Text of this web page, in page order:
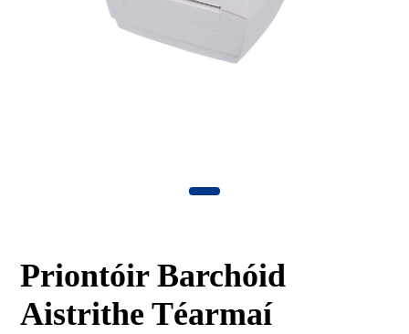
Priontóir Barchóid
Aistrithe Téarmaí